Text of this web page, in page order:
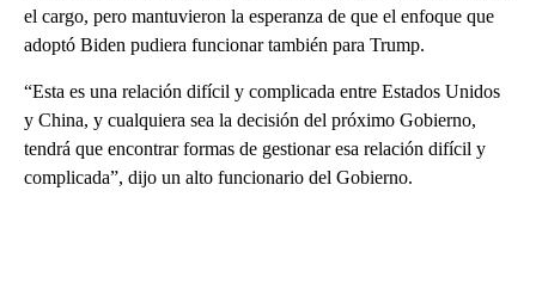
el cargo, pero mantuvieron la esperanza de que el enfoque que
adoptó Biden pudiera funcionar también para Trump.
“Esta es una relación difícil y complicada entre Estados Unidos
y China, y cualquiera sea la decisión del próximo Gobierno,
tendrá que encontrar formas de gestionar esa relación difícil y
complicada”, dijo un alto funcionario del Gobierno.